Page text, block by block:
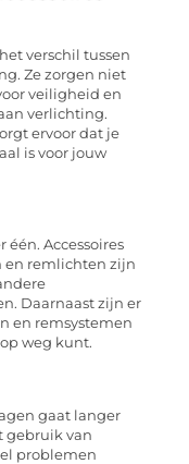
verschil tussen
Ze zorgen niet
veiligheid en
verlichting.
ervoor dat je
is voor jouw
Accessoires
en remlichten zijn
Daarnaast zijn er
en remsystemen
weg kunt.
gaat langer
gebruik van
problemen